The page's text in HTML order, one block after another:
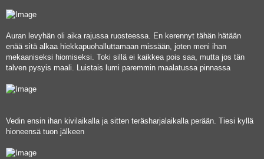
Auran levyhän oli aika rajussa ruosteessa. En kerennyt tähän hätään
enää sitä alkaa hiekkapuohalluttamaan missään, joten meni ihan
mekaaniseksi hiomiseksi. Toki sillä ei kaikkea pois saa, mutta jos tän
talven pysyis maali. Luistais lumi paremmin maalatussa pinnassa
Vedin ensin ihan kivilaikalla ja sitten teräsharjalaikalla perään. Tiesi kyllä
hioneensä tuon jälkeen